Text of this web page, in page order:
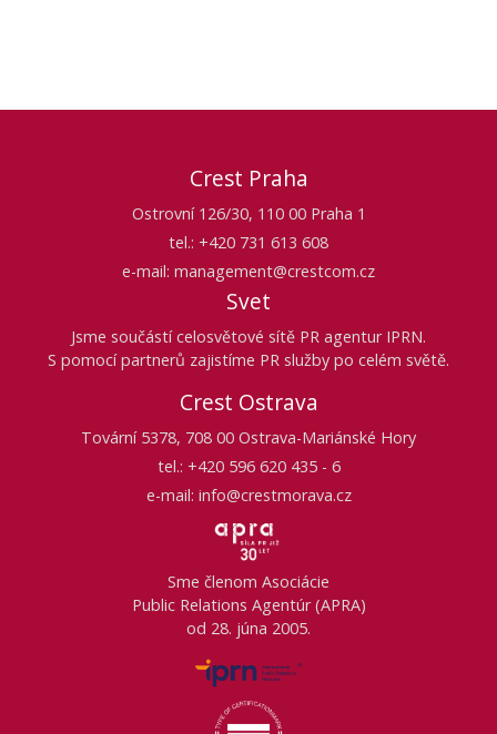
Crest Praha
Ostrovní 126/30, 110 00 Praha 1
tel.: +420 731 613 608
e-mail: management@crestcom.cz
Svet
Jsme součástí celosvětové sítě PR agentur IPRN.
S pomocí partnerů zajistíme PR služby po celém světě.
Crest Ostrava
Tovární 5378, 708 00 Ostrava-Mariánské Hory
tel.: +420 596 620 435 - 6
e-mail: info@crestmorava.cz
Sme členom Asociácie
Public Relations Agentúr (APRA)
od 28. júna 2005.